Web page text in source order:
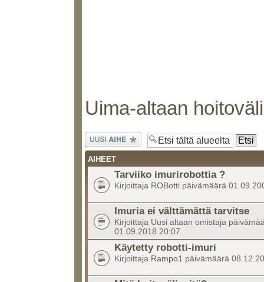
Uima-altaan
Lähetä uusi
viesti
AIHEET
Tarviiko imurirobottia ?
Kirjoittaja ROBotti päivämäärä
Imuria ei välttämättä tarvitse
Kirjoittaja Uusi altaan omistaja
01.09.2018 20:07
Käytetty robotti-imuri
Kirjoittaja Rampo1 päivämäärä